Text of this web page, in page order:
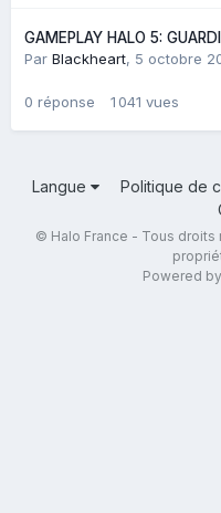
GAMEPLAY HALO 5:
Par Blackheart, 5 octobre
0 réponse 1 041 vues
Langue Politique de
© Halo France - Tous
Powered